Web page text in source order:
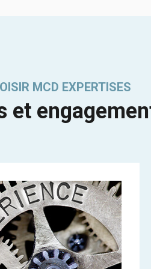
MCD EXPERTISES
et